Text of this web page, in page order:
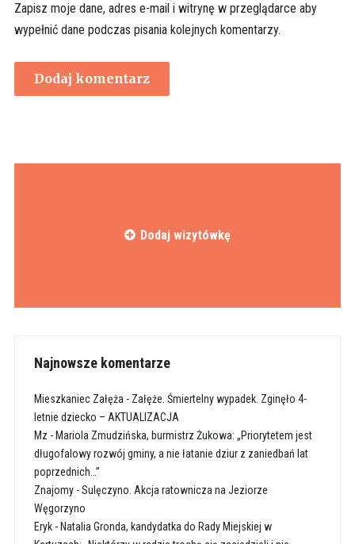
Zapisz moje dane, adres e-mail i witrynę w przeglądarce aby
wypełnić dane podczas pisania kolejnych komentarzy.
Dodaj wizytówkę
Najnowsze komentarze
Mieszkaniec Załęża - Załęże. Śmiertelny wypadek. Zginęło 4-
letnie dziecko – AKTUALIZACJA
Mz - Mariola Zmudzińska, burmistrz Żukowa: „Priorytetem jest
długofalowy rozwój gminy, a nie łatanie dziur z zaniedbań lat
poprzednich…”
Znajomy-Sulęczyno. Akcja ratownicza na Jeziorze
Węgorzyno
Eryk- Natalia Gronda, kandydatka do Rady Miejskiej w